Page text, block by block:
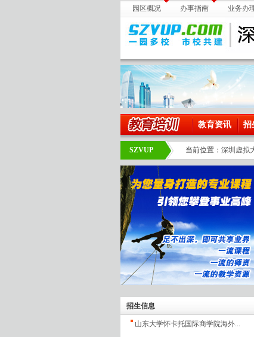
园区概况 办事指南 业务办
教育资讯 招
SZVUP 当前位置： 深圳虚拟
招生信息
山东大学怀卡托国际商学院海外...